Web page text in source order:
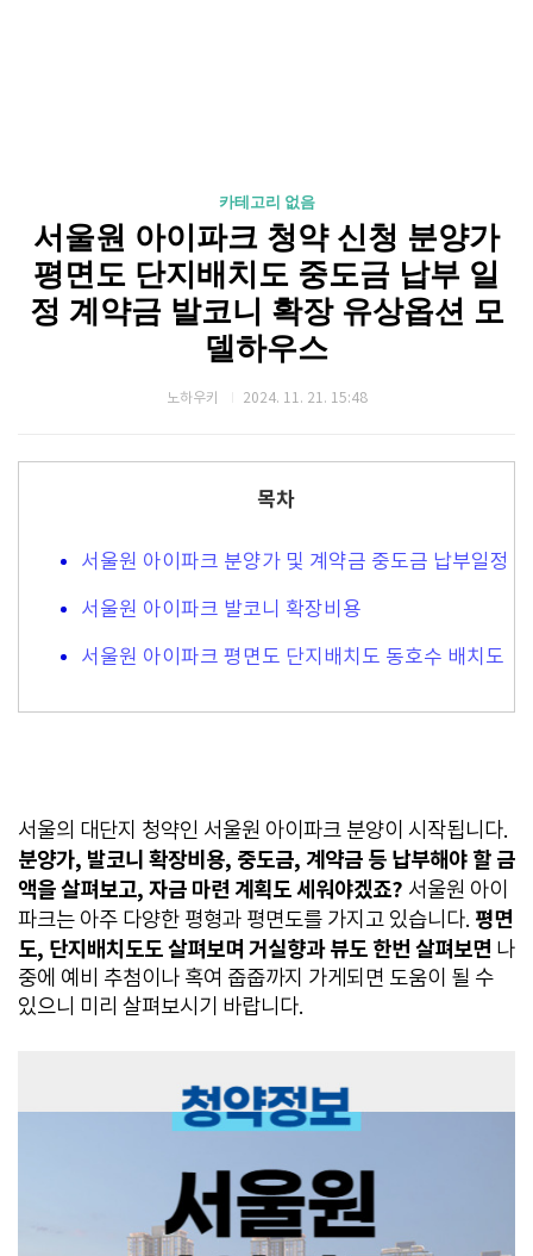
카테고리 없음
서울원 아이파크 청약 신청 분양가
평면도 단지배치도 중도금 납부 일
정 계약금 발코니 확장 유상옵션 모
델하우스
노하우키 2024. 11. 21. 15:48
목차
서울원 아이파크 분양가 및 계약금 중도금 납부일정
서울원 아이파크 발코니 확장비용
서울원 아이파크 평면도 단지배치도 동호수 배치도
서울의 대단지 청약인 서울원 아이파크 분양이 시작됩니다.
분양가, 발코니 확장비용, 중도금, 계약금 등 납부해야 할 금
액을 살펴보고, 자금 마련 계획도 세워야겠죠? 서울원 아이
파크는 아주 다양한 평형과 평면도를 가지고 있습니다. 평면
도, 단지배치도도 살펴보며 거실향과 뷰도 한번 살펴보면 나
중에 예비 추첨이나 혹여 줍줍까지 가게되면 도움이 될 수
있으니 미리 살펴보시기 바랍니다.